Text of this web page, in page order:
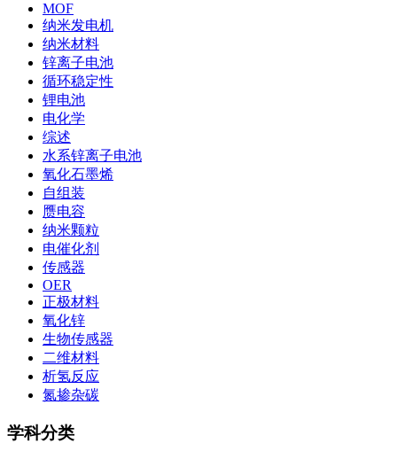
MOF
纳米发电机
纳米材料
锌离子电池
循环稳定性
锂电池
电化学
综述
水系锌离子电池
氧化石墨烯
自组装
赝电容
纳米颗粒
电催化剂
传感器
OER
正极材料
氧化锌
生物传感器
二维材料
析氢反应
氮掺杂碳
学科分类